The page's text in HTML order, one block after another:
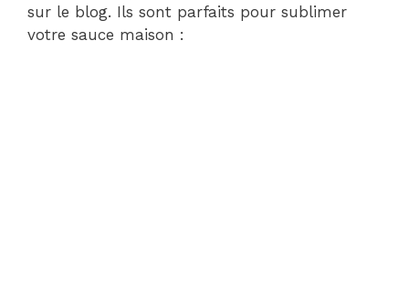
sur le blog. Ils sont parfaits pour sublimer
votre sauce maison :